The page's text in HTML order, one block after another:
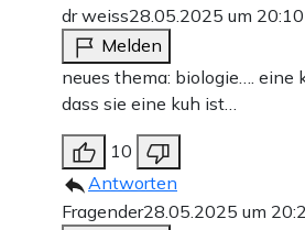
dr weiss28.05.2025 um
Melden
neues thema: biologie…. eine
dass sie eine kuh ist…
10
Antworten
Fragender28.05.2025 um